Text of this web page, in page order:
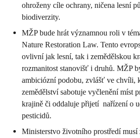
ohroženy cíle ochrany, ničena lesní
biodiverzity.
MŽP bude hrát významnou roli v
Nature Restoration Law. Tento
ovlivní jak lesní, tak i zemědělskou
rozmanitost stanovišť i druhů. MŽP
ambiciózní podobu, zvlášť ve chvíli,
zemědělství sabotuje vyčlenění míst
krajině či oddaluje přijetí nařízení o
pesticidů.
Ministerstvo životního prostředí musí